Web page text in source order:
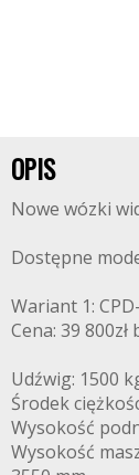
OPIS
Nowe wózki
Dostępne
Wariant 1:
Cena: 39
Udźwig: 1500
Środek
Wysokość
Wysokość